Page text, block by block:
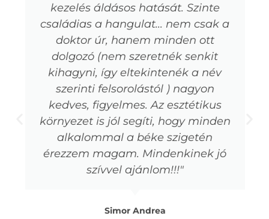
kezelés áldásos hatását. Szinte
családias a hangulat... nem csak a
doktor úr, hanem minden ott
dolgozó (nem szeretnék senkit
kihagyni, így eltekintenék a név
szerinti felsorolástól ) nagyon
kedves, figyelmes. Az esztétikus
környezet is jól segíti, hogy minden
alkalommal a béke szigetén
érezzem magam. Mindenkinek jó
szívvel ajánlom!!!"
Simor Andrea